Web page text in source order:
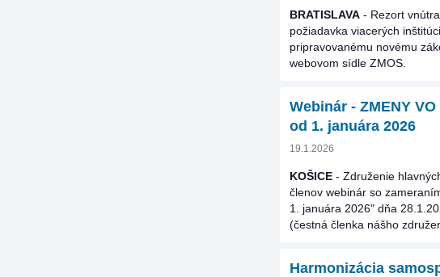
BRATISLAVA - Rezort
požiadavka viacerých
pripravovanému novému
webovom sídle ZMOS.
Webinár - ZMENY
od 1. januára 2026
19.1.2026
KOŠICE - Združenie
členov webinár so
1. januára 2026" dňa
(čestná členka nášho
Harmonizácia